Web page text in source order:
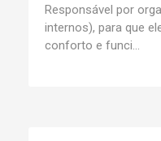
Responsável por
internos), para que
conforto e funci...